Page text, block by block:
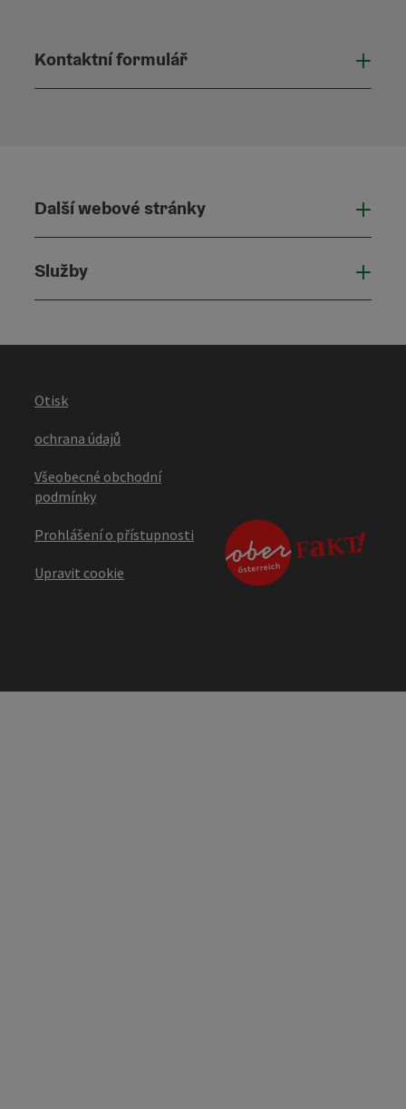
Kontaktní formulář
Další webové stránky
Služby
Otisk
ochrana údajů
Všeobecné obchodní
podmínky
Prohlášení o přístupnosti
Upravit cookie